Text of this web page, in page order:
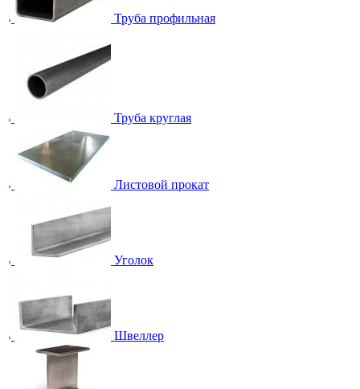
Труба профильная
Труба круглая
Листовой прокат
Уголок
Швеллер